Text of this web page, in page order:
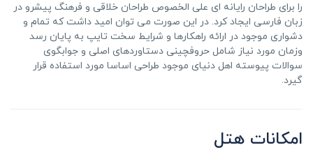
را برای طراحان رایانه ای علی الخصوص طراحان خلاقی و فرهنگ پیشرو در
زبان فارسی ایجاد کرد. در این صورت می توان امید داشت که تمام و
دشواری موجود در ارائه راهکارها و شرایط سخت تایپ به پایان رسد
وزمان مورد نیاز شامل حروفچینی دستاوردهای اصلی و جوابگوی
سوالات پیوسته اهل دنیای موجود طراحی اساسا مورد استفاده قرار
گیرد.
امکانات هتل